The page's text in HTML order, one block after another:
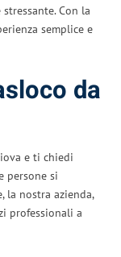
Con la
semplice e
da
e ti chiedi
persone si
la nostra azienda,
professionali a